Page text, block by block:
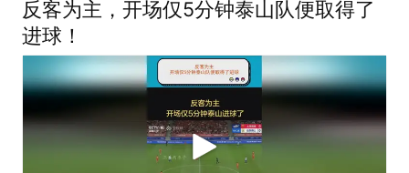
反客为主，开场仅5分钟泰山队便取得了
进球！